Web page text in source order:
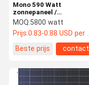
Mono 590 Watt
zonnepaneel /
fotovoltaïsche zonne-
module voor
elektriciteitsopwekking
MOQ:5800 watt
Prijs:0.83-0.88 USD per watt
Beste prijs
contact